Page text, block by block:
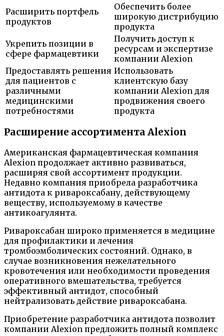
Расширить портфель
продуктов
Обеспечить более
широкую дистрибуцию
продукта
Укрепить позиции в
сфере фармацевтики
Получить доступ к
ресурсам и экспертизе
компании Alexion
Предоставлять решения
для пациентов с
различными
медицинскими
потребностями
Использовать
клиентскую базу
компании Alexion для
продвижения своего
продукта
Расширение ассортимента Alexion
Американская фармацевтическая компания
Alexion продолжает активно развиваться,
расширяя свой ассортимент продукции.
Недавно компания приобрела разработчика
антидота к ривароксабану, действующему
веществу, используемому в качестве
антикоагулянта.
Ривароксабан широко применяется в медицине
для профилактики и лечения
тромбоэмболических состояний. Однако, в
случае возникновения нежелательного
кровотечения или необходимости проведения
оперативного вмешательства, требуется
эффективный антидот, способный
нейтрализовать действие ривароксабана.
Приобретение разработчика антидота позволит
компании Alexion предложить полный комплекс